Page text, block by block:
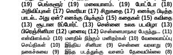
(19)
பெங்களூர் (19) மலையாளம். (19) போட்டோ
(18)
அறிவிப்புகள் (17) கொரியா (17) சிறுகதை (17) எனக்கு பிடித்த
பாடல்.. அது ஏன்? எனக்கு பிடிக்கும் (15) கதைகள் (15) கவிதை
(13)
சூடான ரிப்போர்ட் (13) சென்னை உலக படவிழா
(13)
பிரெஞ்சினிமா (12) புனைவு (12) சென்னைமாநகர பேருந்து... (11)
என்விளக்கம் (10) மனதில் நிற்கும் மனிதர்கள் (10) வேலைவாய்ப்பு
செய்திகள்
(10) இந்திய சினிமா (9) சென்னை வரலாறு
(9)
நகைச்சுவை
(9) இந்த படத்துக்கு வசனம் தேவையில்லை
(8)